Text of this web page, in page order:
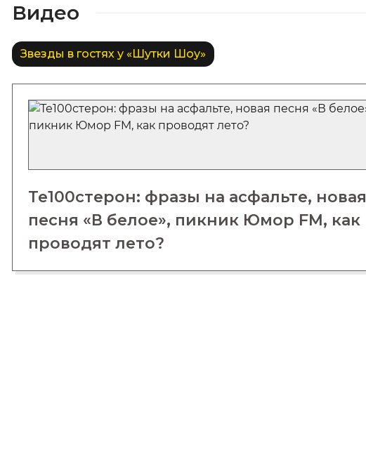
Видео
Звезды в гостях у «Шутки Шоу»
Те100стерон: фразы на асфальте, новая
песня «В белое», пикник Юмор FM, как
проводят лето?